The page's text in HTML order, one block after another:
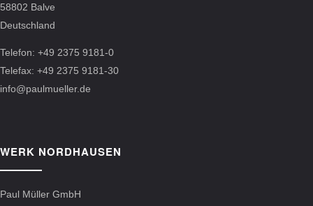
58802 Balve
Deutschland
Telefon: +49 2375 9181-0
Telefax: +49 2375 9181-30
info@paulmueller.de
WERK NORDHAUSEN
Paul Müller GmbH